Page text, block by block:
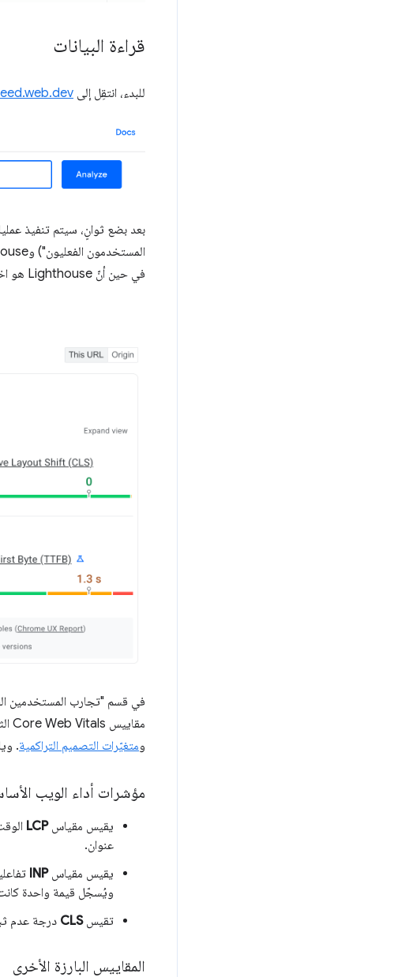
قراءة البيانات
للبدء، انتقِل إلى
في حين أنّ Lighthouse هو اختبار خاضع للإشراف في المختبر.
في قسم "تجارب المستخدمين
مقاييس Core Web Vitals الثلاثة أولاً:
ومتغيّرات التصميم التراكمية.
مؤشرات أداء الويب
يقيس مقياسLCP
عنوان.
يقيس مقياسINP
ويُسجّل قيمة واحدة كانت
تقيسCLS درجة عدم
المقاييس البارزة الأخرى